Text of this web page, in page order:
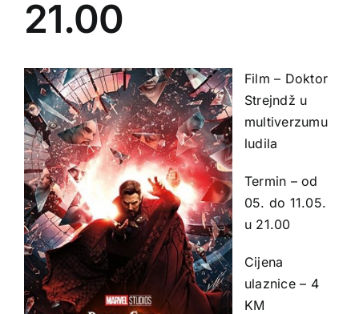
21.00
Film – Doktor
Strejndž u
multiverzumu
ludila
Termin – od
05. do 11.05.
u 21.00
Cijena
ulaznice – 4
KM